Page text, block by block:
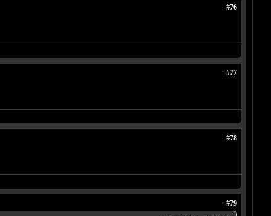
#76
#77
#78
#79